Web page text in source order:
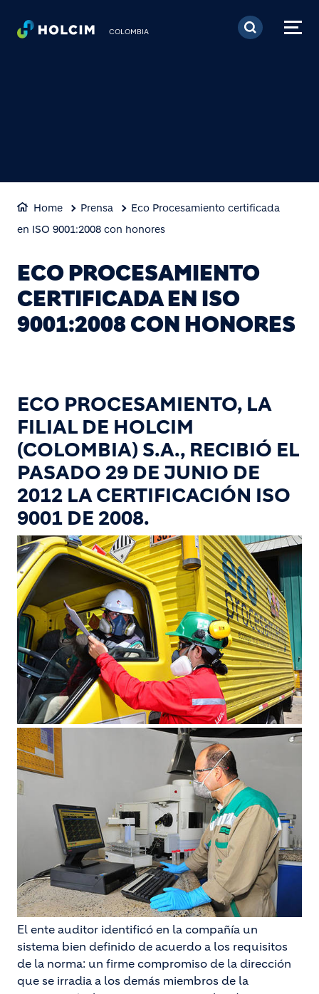
Pasar al contenido
COLOMBIA
Home Prensa
Eco Procesamiento certificada
en ISO 9001:2008 con honores
ECO PROCESAMIENTO
CERTIFICADA EN ISO
9001:2008 CON HONORES
ECO PROCESAMIENTO, LA
FILIAL DE HOLCIM
(COLOMBIA) S.A., RECIBIÓ EL
PASADO 29 DE JUNIO DE
2012 LA CERTIFICACIÓN ISO
9001 DE 2008.
El ente auditor identificó en la compañía un
sistema bien definido de acuerdo a los requisitos
de la norma: un firme compromiso de la dirección
que se irradia a los demás miembros de la